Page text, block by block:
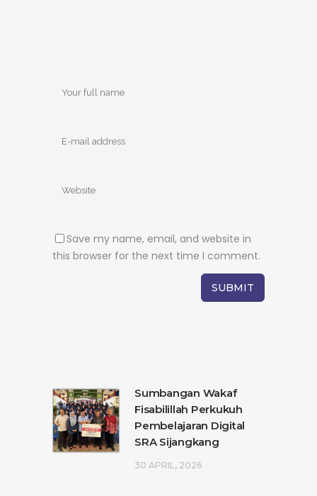
Save my name, email, and website in
this browser for the next time I comment.
Sumbangan Wakaf
Fisabilillah Perkukuh
Pembelajaran Digital
SRA Sijangkang
30 APRIL, 2026